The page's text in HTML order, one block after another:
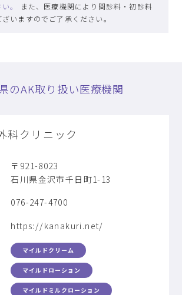
。
また、医療機関により問診料・初診料
いますのでご了承ください。
のAK取り扱い医療機関
科クリニック
〒921-8023
石川県金沢市千日町1-13
076-247-4700
https://kanakuri.net/
マイルドクリーム
マイルドローション
マイルドミルクローション